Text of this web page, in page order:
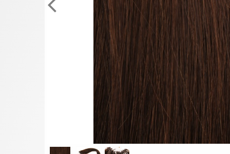
Rundad tång för isättning
av microringar - Svart
249 kr
LÄGG I VARUKORG
Platt tång för isättning
microringar - Svart
★★ ★ ★
199 kr 249 kr
LÄGG I VARUKORG